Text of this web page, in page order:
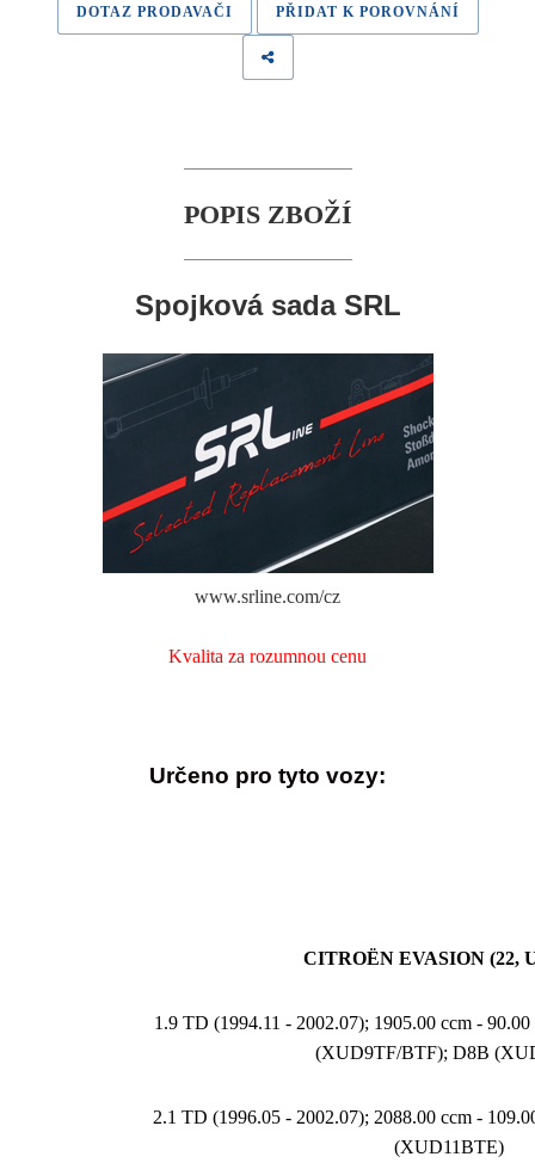
DOTAZ PRODAVAČI PŘIDAT K POROVNÁNÍ
POPIS ZBOŽÍ
Spojková sada SRL
www.srline.com/cz
Kvalita za rozumnou cenu
Určeno pro tyto vozy:
CITROËN EVASION (22,
1.9 TD (1994.11 - 2002.07); 1905.00 ccm -
(XUD9TF/BTF); D8B
2.1 TD (1996.05 - 2002.07); 2088.00 ccm -
(XUD11BTE)